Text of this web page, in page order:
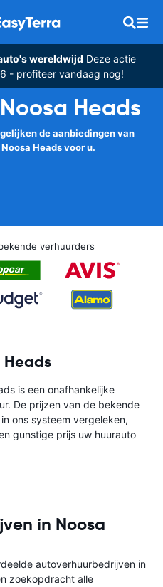
wereldwijd Deze actie
- profiteer vandaag nog!
Heads
de aanbiedingen van
Heads voor u.
verhuurders
is een onafhankelijke
De prijzen van de bekende
ons systeem vergeleken,
gunstige prijs uw huurauto
in Noosa
autoverhuurbedrijven in
zoekopdracht alle